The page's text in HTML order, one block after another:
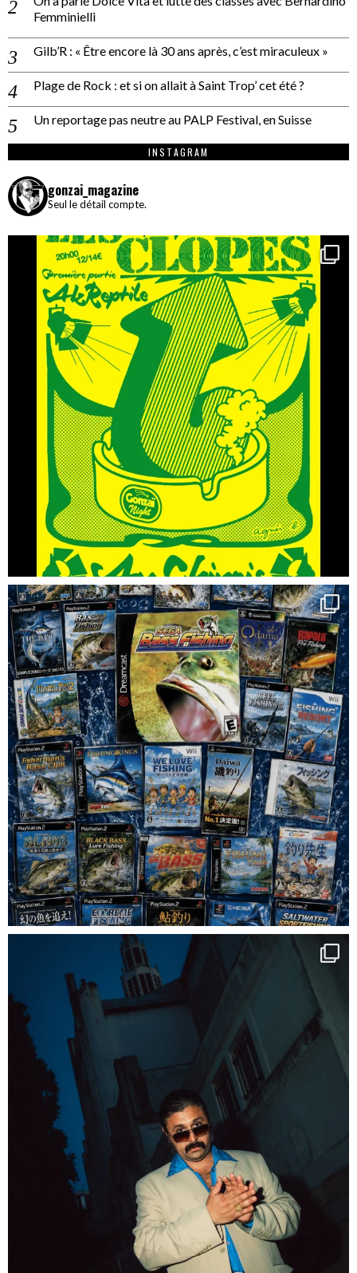
Femminielli
Gilb’R : « Être encore là 30 ans après, c’est miraculeux »
Plage de Rock : et si on allait à Saint Trop’ cet été ?
Un reportage pas neutre au PALP Festival, en Suisse
INSTAGRAM
gonzai_magazine
Seul le détail compte.